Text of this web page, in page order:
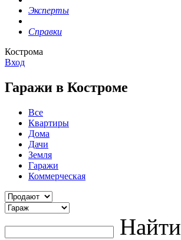
Эксперты
Справки
Кострома
Вход
Гаражи в Костроме
Все
Квартиры
Дома
Дачи
Земля
Гаражи
Коммерческая
Найти